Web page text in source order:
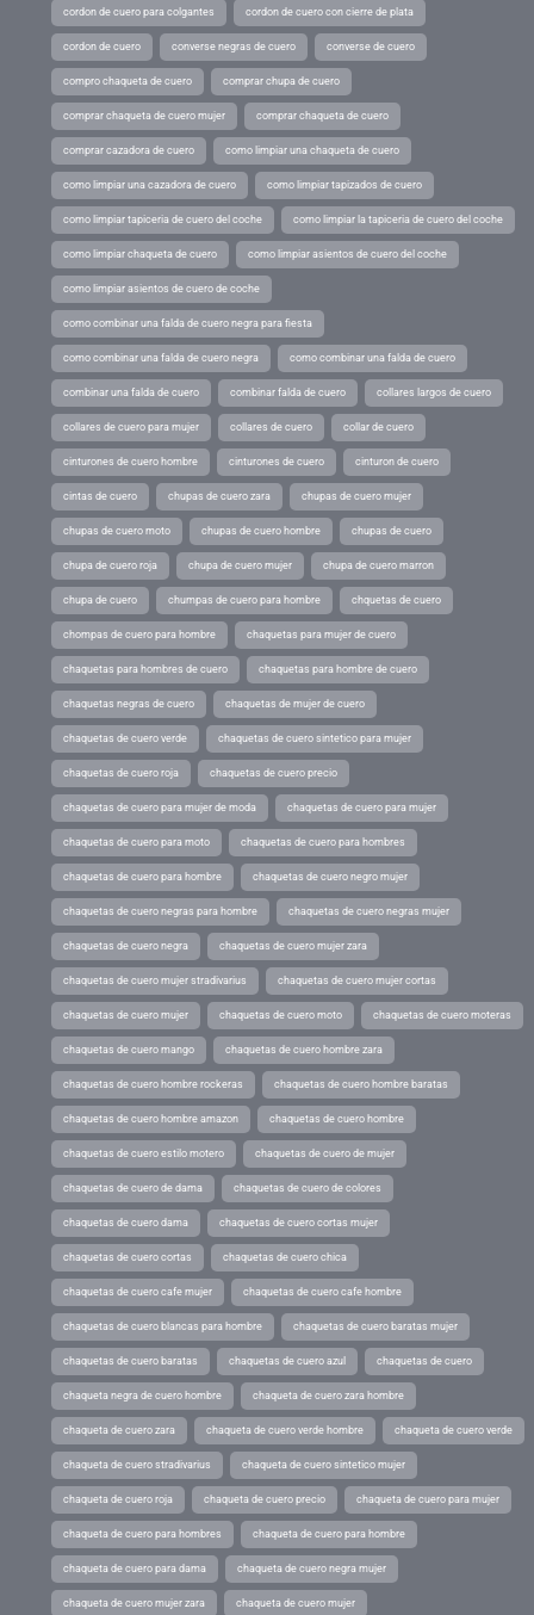
cordon de cuero para colgantes cordon de cuero con cierre de plata
cordon de cuero converse negras de cuero converse de cuero
compro chaqueta de cuero comprar chupa de cuero
comprar chaqueta de cuero mujer comprar chaqueta de cuero
comprar cazadora de cuero como limpiar una chaqueta de cuero
como limpiar una cazadora de cuero como limpiar tapizados de cuero
como limpiar tapiceria de cuero del coche como limpiar la tapiceria de cuero del coche
como limpiar chaqueta de cuero como limpiar asientos de cuero del coche
como limpiar asientos de cuero de coche
como combinar una falda de cuero negra para fiesta
como combinar una falda de cuero negra como combinar una falda de cuero
combinar una falda de cuero combinar falda de cuero collares largos de cuero
collares de cuero para mujer collares de cuero collar de cuero
cinturones de cuero hombre cinturones de cuero cinturon de cuero
cintas de cuero chupas de cuero zara chupas de cuero mujer
chupas de cuero moto chupas de cuero hombre chupas de cuero
chupa de cuero roja chupa de cuero mujer chupa de cuero marron
chupa de cuero chumpas de cuero para hombre chquetas de cuero
chompas de cuero para hombre chaquetas para mujer de cuero
chaquetas para hombres de cuero chaquetas para hombre de cuero
chaquetas negras de cuero chaquetas de mujer de cuero
chaquetas de cuero verde chaquetas de cuero sintetico para mujer
chaquetas de cuero roja chaquetas de cuero precio
chaquetas de cuero para mujer de moda chaquetas de cuero para mujer
chaquetas de cuero para moto chaquetas de cuero para hombres
chaquetas de cuero para hombre chaquetas de cuero negro mujer
chaquetas de cuero negras para hombre chaquetas de cuero negras mujer
chaquetas de cuero negra chaquetas de cuero mujer zara
chaquetas de cuero mujer stradivarius chaquetas de cuero mujer cortas
chaquetas de cuero mujer chaquetas de cuero moto chaquetas de cuero moteras
chaquetas de cuero mango chaquetas de cuero hombre zara
chaquetas de cuero hombre rockeras chaquetas de cuero hombre baratas
chaquetas de cuero hombre amazon chaquetas de cuero hombre
chaquetas de cuero estilo motero chaquetas de cuero de mujer
chaquetas de cuero de dama chaquetas de cuero de colores
chaquetas de cuero dama chaquetas de cuero cortas mujer
chaquetas de cuero cortas chaquetas de cuero chica
chaquetas de cuero cafe mujer chaquetas de cuero cafe hombre
chaquetas de cuero blancas para hombre chaquetas de cuero baratas mujer
chaquetas de cuero baratas chaquetas de cuero azul chaquetas de cuero
chaqueta negra de cuero hombre chaqueta de cuero zara hombre
chaqueta de cuero zara chaqueta de cuero verde hombre chaqueta de cuero verde
chaqueta de cuero stradivarius chaqueta de cuero sintetico mujer
chaqueta de cuero roja chaqueta de cuero precio chaqueta de cuero para mujer
chaqueta de cuero para hombres chaqueta de cuero para hombre
chaqueta de cuero para dama chaqueta de cuero negra mujer
chaqueta de cuero mujer zara chaqueta de cuero mujer